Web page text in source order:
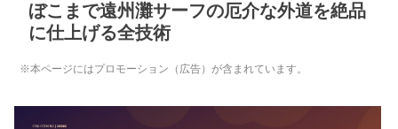
ぼこまで遠州灘サーフの厄介な外道を絶品
に仕上げる全技術
※本ページにはプロモーション（広告）が含まれています。